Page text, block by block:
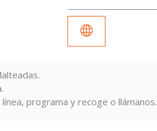
programa y recoge o llámanos.